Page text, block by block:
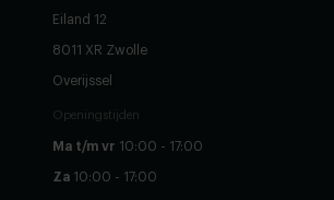
Eiland 12
8011 XR Zwolle
Overijssel
Openingstijden
Ma t/m vr 10:00 - 17:00
Za 10:00 - 17:00